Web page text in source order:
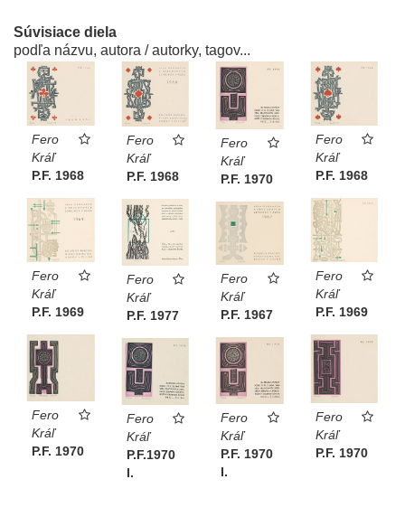
Súvisiace diela
podľa názvu, autora / autorky, tagov...
Fero
Kráľ
P.F. 1968
Fero
Kráľ
P.F. 1968
Fero
Kráľ
P.F. 1970
Fero
Kráľ
P.F. 1968
Fero
Kráľ
P.F. 1969
Fero
Kráľ
P.F. 1969
Fero
Kráľ
P.F. 1977
Fero
Kráľ
P.F. 1967
Fero
Kráľ
P.F. 1970
Fero
Kráľ
P.F. 1970
Fero
Kráľ
P.F. 1970
I.
Fero
Kráľ
P.F.1970
I.